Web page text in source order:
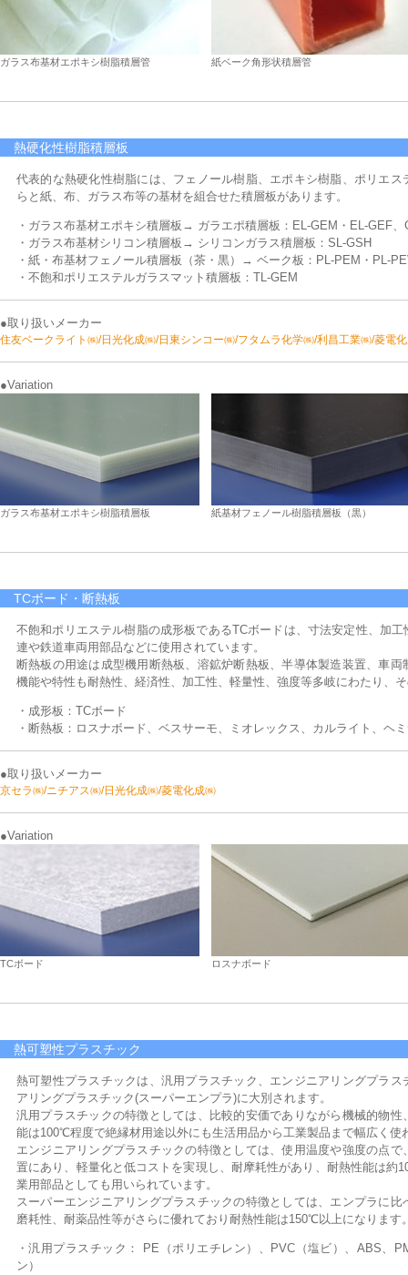
ガラス布基材エポキシ樹脂積層管 紙ベーク角形状積層管
熱硬化性樹脂積層板
代表的な熱硬化性樹脂には、フェノール樹脂、エポキシ樹脂、ポリエ
らと紙、布、ガラス布等の基材を組合せた積層板があります。
・ガラス布基材エポキシ積層板→ ガラエポ積層板：EL-GEM・EL-GEF、
・ガラス布基材シリコン積層板→ シリコンガラス積層板：SL-GSH
・紙・布基材フェノール積層板（茶・黒）→ ベーク板：PL-PEM・PL-
・不飽和ポリエステルガラスマット積層板：TL-GEM
●取り扱いメーカー
住友ベークライト㈱/日光化成㈱/日東シンコー㈱/フタムラ化学㈱/利昌工業㈱/菱電
●Variation
ガラス布基材エポキシ樹脂積層板 紙基材フェノール樹脂積層板（黒）
TCボード・断熱板
不飽和ポリエステル樹脂の成形板であるTCボードは、寸法安定性、加
連や鉄道車両用部品などに使用されています。
断熱板の用途は成型機用断熱板、溶鉱炉断熱板、半導体製造装置、車
機能や特性も耐熱性、経済性、加工性、軽量性、強度等多岐にわたり、
・成形板：TCボード
・断熱板：ロスナボード、ベスサーモ、ミオレックス、カルライト、ヘ
●取り扱いメーカー
京セラ㈱/ニチアス㈱/日光化成㈱/菱電化成㈱
●Variation
TCボード ロスナボード
熱可塑性プラスチック
熱可塑性プラスチックは、汎用プラスチック、エンジニアリングプラ
アリングプラスチック(スーパーエンプラ)に大別されます。
汎用プラスチックの特徴としては、比較的安価でありながら機械的物
能は100℃程度で絶縁材用途以外にも生活用品から工業製品まで幅広く使
エンジニアリングプラスチックの特徴としては、使用温度や強度の点
置にあり、軽量化と低コストを実現し、耐摩耗性があり、耐熱性能は約
業用部品としても用いられています。
スーパーエンジニアリングプラスチックの特徴としては、エンプラに
磨耗性、耐薬品性等がさらに優れており耐熱性能は150℃以上になります
・汎用プラスチック： PE（ポリエチレン）、PVC（塩ビ）、ABS、
ン）